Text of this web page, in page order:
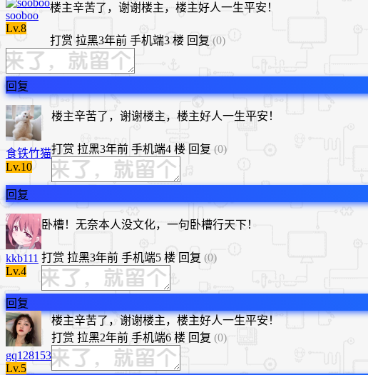
sooboo
Lv.8
楼主辛苦了，谢谢楼主，楼主好人一生平安！
打赏 拉黑3年前 手机端3 楼 回复 (0)
回复
食铁竹猫
Lv.10
楼主辛苦了，谢谢楼主，楼主好人一生平安！
打赏 拉黑3年前 手机端4 楼 回复 (0)
回复
kkb111
Lv.4
卧槽！无奈本人没文化，一句卧槽行天下！
打赏 拉黑3年前 手机端5 楼 回复 (0)
回复
gq128153
Lv.5
​楼主辛苦了，谢谢楼主，楼主好人一生平安！
打赏 拉黑2年前 手机端6 楼 回复 (0)